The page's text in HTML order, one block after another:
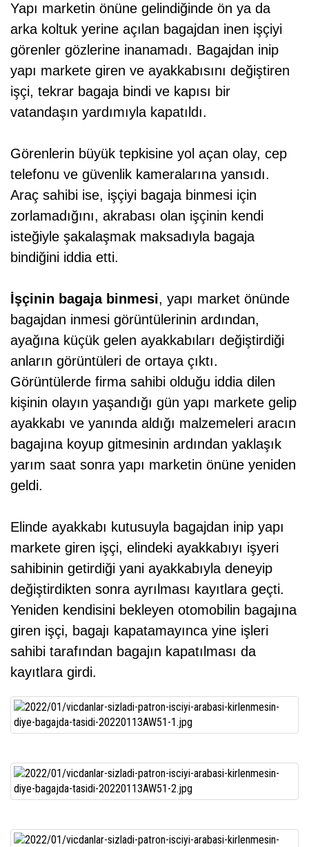
Yapı marketin önüne gelindiğinde ön ya da
arka koltuk yerine açılan bagajdan inen işçiyi
görenler gözlerine inanamadı. Bagajdan inip
yapı markete giren ve ayakkabısını değiştiren
işçi, tekrar bagaja bindi ve kapısı bir
vatandaşın yardımıyla kapatıldı.
Görenlerin büyük tepkisine yol açan olay, cep
telefonu ve güvenlik kameralarına yansıdı.
Araç sahibi ise, işçiyi bagaja binmesi için
zorlamadığını, akrabası olan işçinin kendi
isteğiyle şakalaşmak maksadıyla bagaja
bindiğini iddia etti.
İşçinin bagaja binmesi, yapı market önünde
bagajdan inmesi görüntülerinin ardından,
ayağına küçük gelen ayakkabıları değiştirdiği
anların görüntüleri de ortaya çıktı.
Görüntülerde firma sahibi olduğu iddia dilen
kişinin olayın yaşandığı gün yapı markete gelip
ayakkabı ve yanında aldığı malzemeleri aracın
bagajına koyup gitmesinin ardından yaklaşık
yarım saat sonra yapı marketin önüne yeniden
geldi.
Elinde ayakkabı kutusuyla bagajdan inip yapı
markete giren işçi, elindeki ayakkabıyı işyeri
sahibinin getirdiği yani ayakkabıyla deneyip
değiştirdikten sonra ayrılması kayıtlara geçti.
Yeniden kendisini bekleyen otomobilin bagajına
giren işçi, bagajı kapatamayınca yine işleri
sahibi tarafından bagajın kapatılması da
kayıtlara girdi.